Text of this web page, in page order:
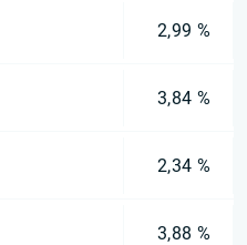
2,99 %
3,84 %
2,34 %
3,88 %